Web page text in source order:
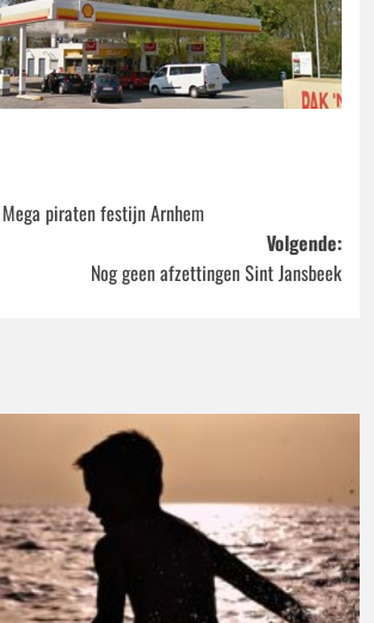
piraten festijn Arnhem
Volgende:
Nog geen afzettingen Sint Jansbeek